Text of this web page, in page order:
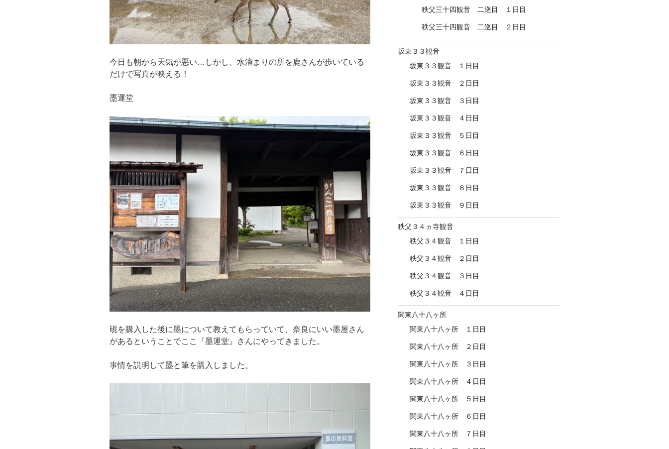
今日も朝から天気が悪い…しかし、水溜まりの所を鹿さんが歩いている
だけで写真が映える！
墨運堂
硯を購入した後に墨について教えてもらっていて、奈良にいい墨屋さん
があるということでここ『墨運堂』さんにやってきました。
事情を説明して墨と筆を購入しました。
秩父三十四観音 二巡目 １日目
秩父三十四観音 二巡目 ２日目
坂東３３観音
坂東３３観音 １日目
坂東３３観音 ２日目
坂東３３観音 ３日目
坂東３３観音 ４日目
坂東３３観音 ５日目
坂東３３観音 ６日目
坂東３３観音 ７日目
坂東３３観音 ８日目
坂東３３観音 ９日目
秩父３４ヵ寺観音
秩父３４観音 １日目
秩父３４観音 ２日目
秩父３４観音 ３日目
秩父３４観音 ４日目
関東八十八ヶ所
関東八十八ヶ所 １日目
関東八十八ヶ所 ２日目
関東八十八ヶ所 ３日目
関東八十八ヶ所 ４日目
関東八十八ヶ所 ５日目
関東八十八ヶ所 ６日目
関東八十八ヶ所 ７日目